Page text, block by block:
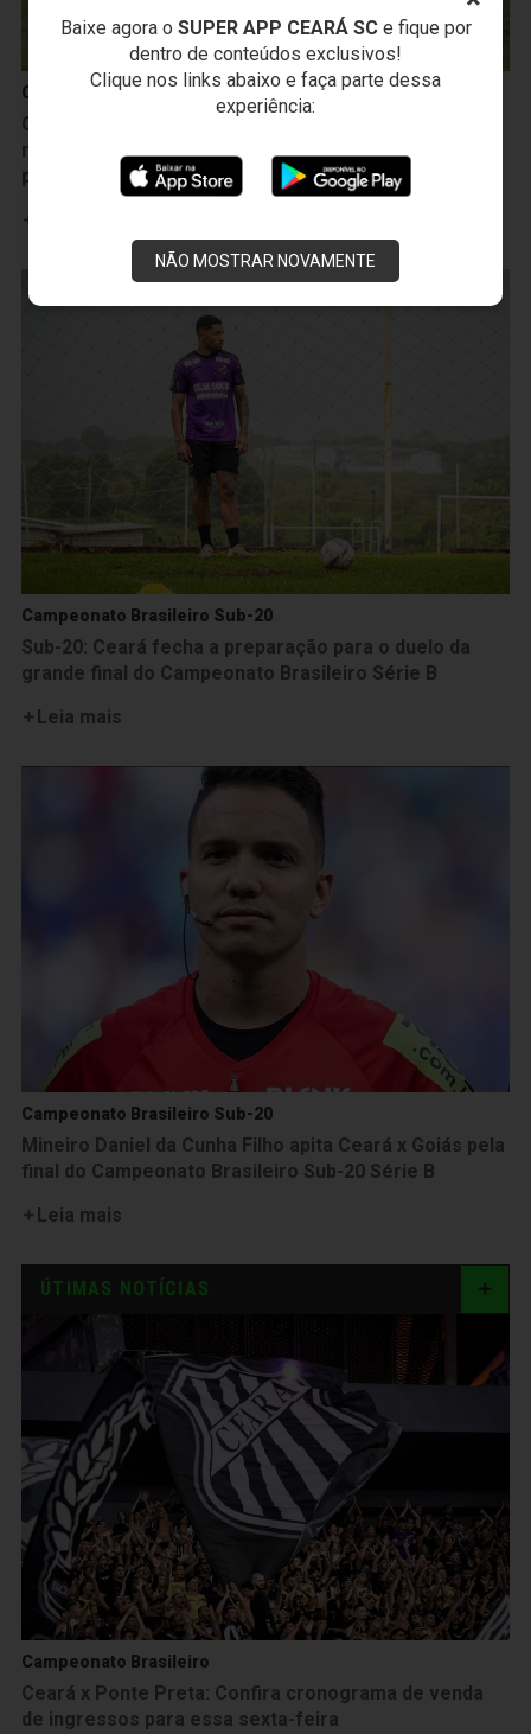
Baixe agora o SUPER APP CEARÁ SCe fique por
dentro de conteúdos exclusivos!
Clique nos links abaixo e faça parte dessa
experiência:
NÃO MOSTRAR NOVAMENTE
Campeonato Brasileiro Sub-20
Camp. Brasileiro Sub-20: Ceará luta até o fim, empata
no tempo normal, mas é superado pelo Goiás nos
pênaltis
Campeonato Brasileiro Sub-20
Sub-20: Ceará fecha a preparação para o duelo da
grande final do Campeonato Brasileiro Série B
Leia mais
Campeonato Brasileiro Sub-20
Mineiro Daniel da Cunha Filho apita Ceará x Goiás pela
final do Campeonato Brasileiro Sub-20 Série B
Leia mais
ÚTIMAS NOTÍCIAS
Campeonato Brasileiro
Ceará x Ponte Preta: Confira cronograma de venda
de ingressos para essa sexta-feira